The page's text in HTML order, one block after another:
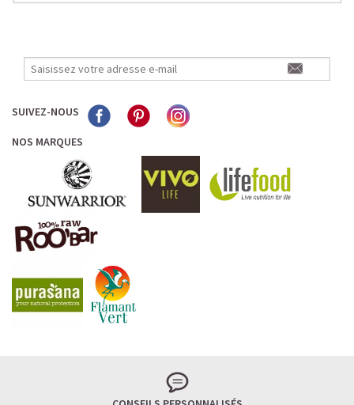
SUIVEZ-NOUS
NOS MARQUES